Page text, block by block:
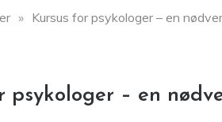
» Kursus for psykologer – en
psykologer – en